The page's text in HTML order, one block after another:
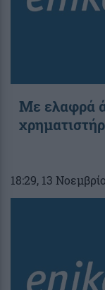
Με ελαφρά
18:29, 13